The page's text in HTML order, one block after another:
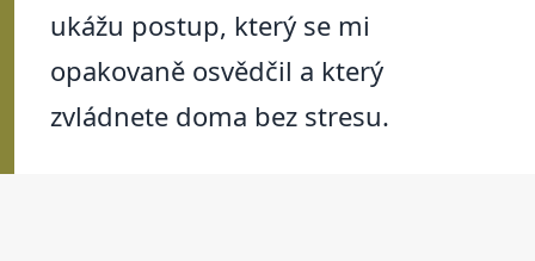
ukážu postup, který se mi
opakovaně osvědčil a který
zvládnete doma bez stresu.